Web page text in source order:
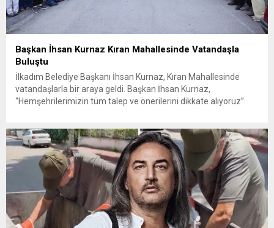
Başkan İhsan Kurnaz Kıran Mahallesinde Vatandaşla
Buluştu
İlkadım Belediye Başkanı İhsan Kurnaz, Kıran Mahallesinde
vatandaşlarla bir araya geldi. Başkan İhsan Kurnaz,
“Hemşehrilerimizin tüm talep ve önerilerini dikkate alıyoruz”
sohbet eden, onların talep ve önerileri dinleyen Başkan İhsan
Kurnaz, gelen taleplerin çözümü için...